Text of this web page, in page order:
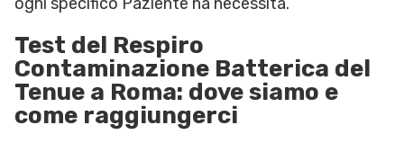
ogni specifico Paziente ha necessità.
Test del Respiro
Contaminazione Batterica del
Tenue a Roma: dove siamo e
come raggiungerci